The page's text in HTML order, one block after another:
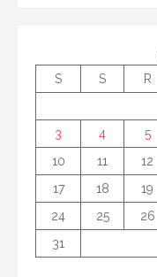
S
S R
3
4 5
10
11 12
17
18 19
24
25 26
31